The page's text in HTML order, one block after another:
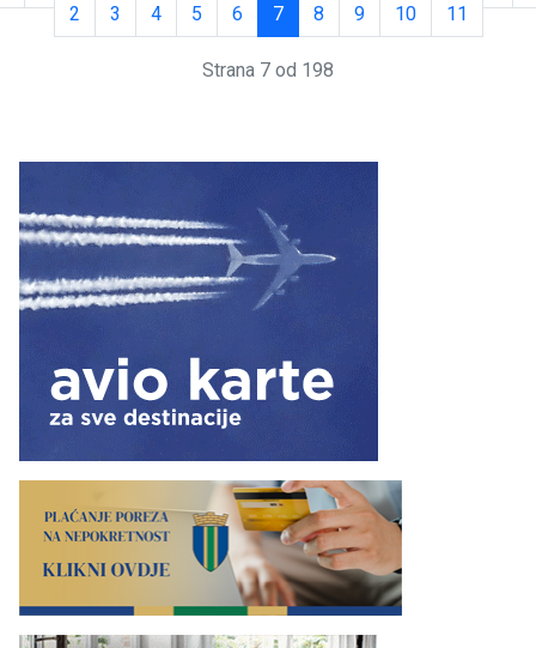
2 3 4 5 6 7 8 9 10 11
Strana 7 od 198